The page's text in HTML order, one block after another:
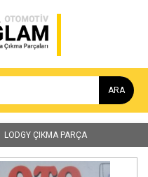
ARA
LODGY ÇIKMA PARÇA